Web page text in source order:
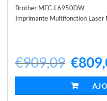
Brother MFC-L6950DW
Imprimante Multifonction Laser
€909,09 Le
prix
initial
était :
€909,09.
€
AJOUTER